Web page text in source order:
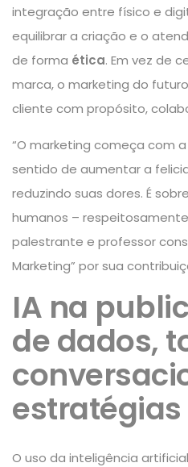
integração entre físico e
equilibrar a criação e o
de forma ética. Em vez de
marca, o marketing do
cliente com propósito,
“O marketing começa com
sentido de aumentar a
reduzindo suas dores. É
humanos –
palestrante e professor
Marketing” por sua
IA na
de dados,
O uso da inteligência